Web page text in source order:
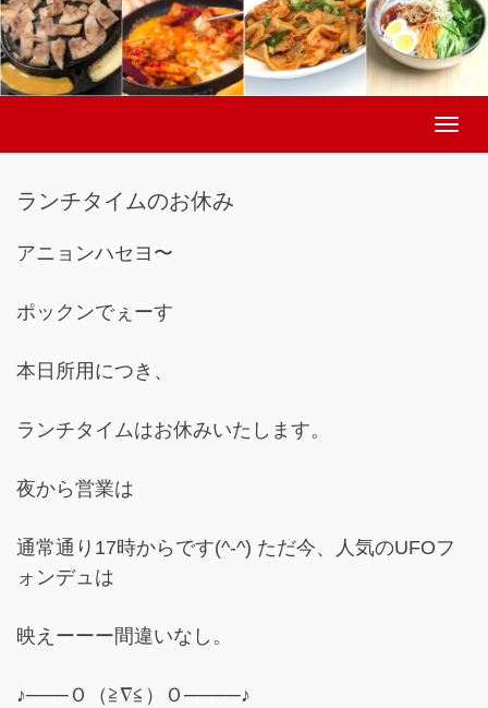
Toggle
navigation
ランチタイムのお休み
アニョンハセヨ〜
ポックンでぇーす
本日所用につき、
ランチタイムはお休みいたします。
夜から営業は
通常通り17時からです(^-^) ただ今、人気のUFOフ
ォンデュは
映えーーー間違いなし。
♪───Ｏ（≧∇≦）Ｏ────♪